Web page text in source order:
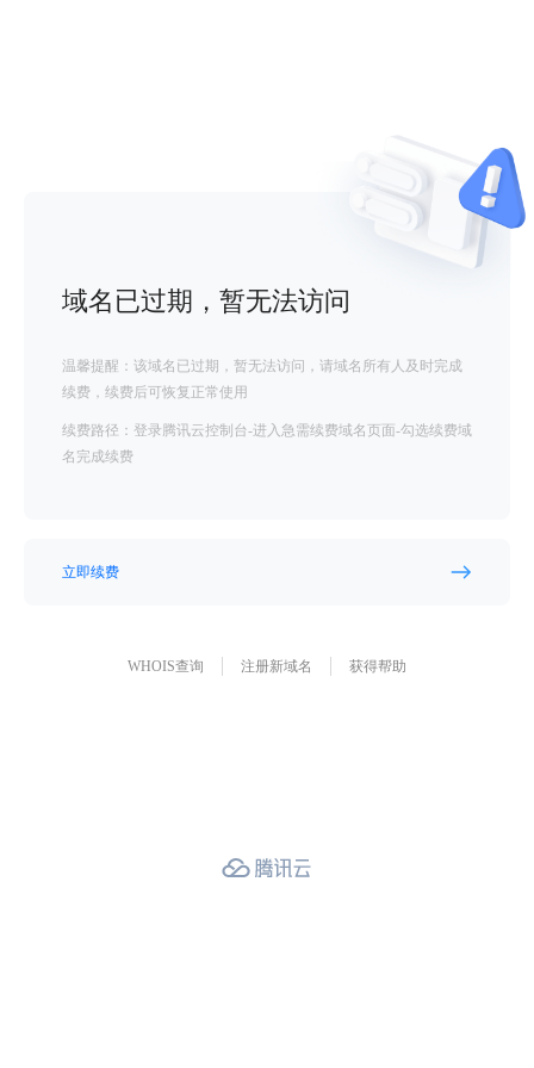
域名已过期，暂无法访问
温馨提醒：该域名已过期，暂无法访问，请域名所有人及时完成
续费，续费后可恢复正常使用
续费路径：登录腾讯云控制台-进入急需续费域名页面-勾选续费域
名完成续费
立即续费
WHOIS查询 注册新域名 获得帮助